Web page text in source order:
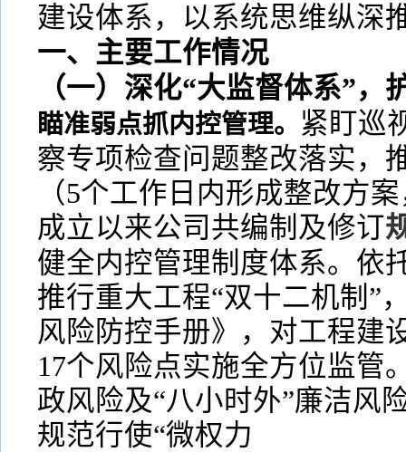
建设体系，以系统思维纵深
一、主要工作情况
（一）深化“大监督体系”，
瞄准弱点抓内控管理。 紧盯巡
察专项检查问题整改落实，
（5个工作日内形成整改方
成立以来公司共编制及修订
健全内控管理制度体系。依
推行重大工程“双十二机制”
风险防控手册》，对工程建
17个风险点实施全方位监管
政风险及“八小时外”廉洁风
规范行使“微权力